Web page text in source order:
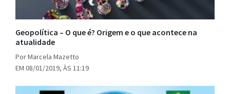
Geopolítica – O que é? Origem e o que acontece na
atualidade
Por Marcela Mazetto
EM 08/01/2019, ÀS 11:19